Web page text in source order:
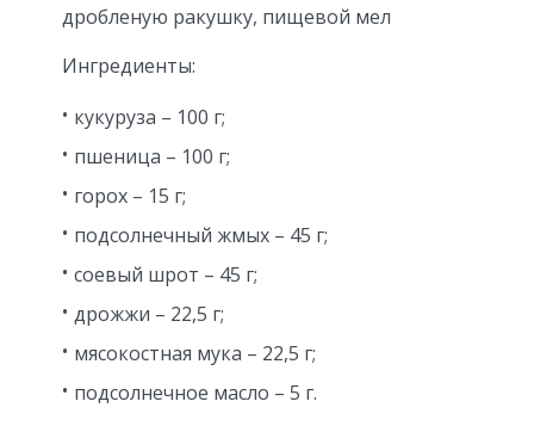
дробленую ракушку, пищевой мел
Ингредиенты:
кукуруза – 100 г;
пшеница – 100 г;
горох – 15 г;
подсолнечный жмых – 45 г;
соевый шрот – 45 г;
дрожжи – 22,5 г;
мясокостная мука – 22,5 г;
подсолнечное масло – 5 г.